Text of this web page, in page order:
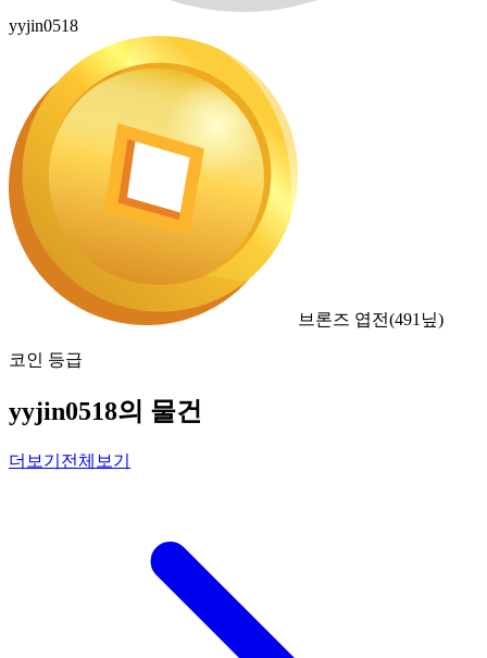
yyjin0518
브론즈 엽전(491 닢)
코인 등급
yyjin0518의 물건
더보기 전체보기